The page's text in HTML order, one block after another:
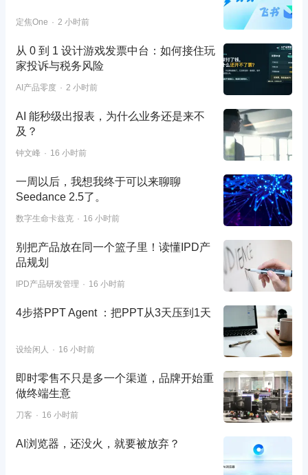
定焦One 2 小时前
从 0 到 1 设计游戏发票中台：如何接住玩
家投诉与税务风险
AI产品零度 2 小时前
AI 能秒级出报表，为什么业务还是来不
及？
钟文峰 16 小时前
一周以后，我想我终于可以来聊聊
Seedance 2.5了。
数字生命卡兹克 16 小时前
别把产品放在同一个篮子里！读懂IPD产
品规划
IPD产品研发管理 16 小时前
4步搭PPT Agent ：把PPT从3天压到1天
设绘闲人 16 小时前
即时零售不只是多一个渠道，品牌开始重
做终端生意
刀客 16 小时前
AI浏览器，还没火，就要被放弃？